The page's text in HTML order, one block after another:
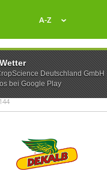
Deutschland GmbH
bei Google Play
A-Z